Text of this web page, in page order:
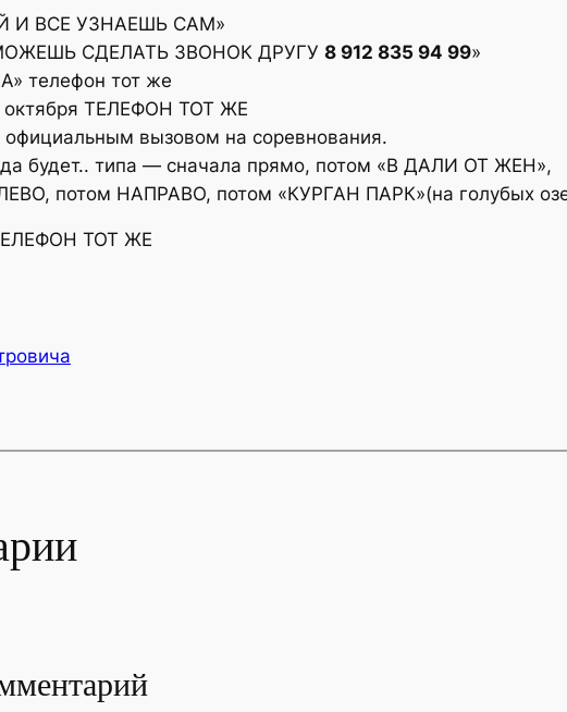
И ВСЕ УЗНАЕШЬ САМ»
СДЕЛАТЬ ЗВОНОК ДРУГУ 8 912 835 94 99»
телефон тот же
октября ТЕЛЕФОН ТОТ ЖЕ
вызовом на соревнования.
будет.. типа — сначала прямо, потом «В ДАЛИ ОТ ЖЕН»,
потом НАПРАВО, потом «КУРГАН ПАРК»(на голубых
ТОТ ЖЕ